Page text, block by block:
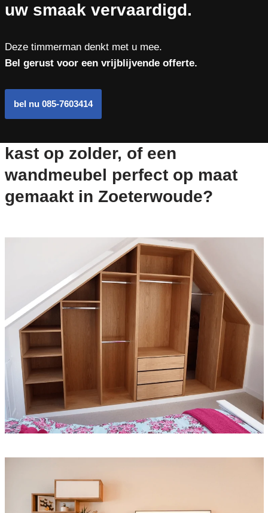
uw smaak vervaardigd.
Deze timmerman denkt met u mee.
Bel gerust voor een vrijblijvende offerte.
bel nu 085-7603414
kast op zolder, of een
wandmeubel perfect op maat
gemaakt in Zoeterwoude?